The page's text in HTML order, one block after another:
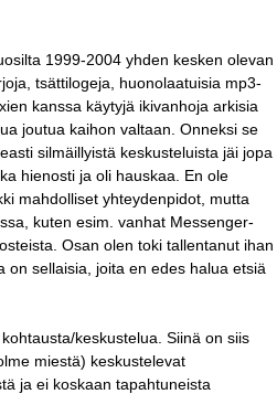
1999-2004 yhden kesken olevan
tsättilogeja, huonolaatuisia mp3-
kanssa käytyjä ikivanhoja arkisia
joutua kaihon valtaan. Onneksi se
silmäillyistä keskusteluista jäi jopa
hienosti ja oli hauskaa. En ole
mahdolliset yhteydenpidot, mutta
kuten esim. vanhat Messenger-
Osan olen toki tallentanut ihan
on sellaisia, joita en edes halua etsiä
keskustelua. Siinä on siis
miestä) keskustelevat
ja ei koskaan tapahtuneista